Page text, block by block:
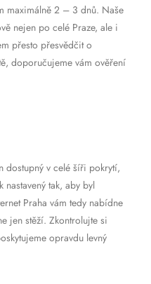
maximálně 2 – 3 dnů. Naše
nejen po celé Praze, ale i
přesto přesvědčit o
doporučujeme vám ověření
dostupný v celé šíři pokrytí,
tak, aby byl
Praha vám tedy nabídne
jen stěží. Zkontrolujte si
opravdu levný